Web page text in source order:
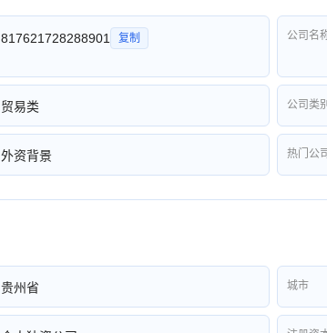
817621728288901 复制 公司名
贸易类 公司类别
外资背景 热门公司
贵州省 城市